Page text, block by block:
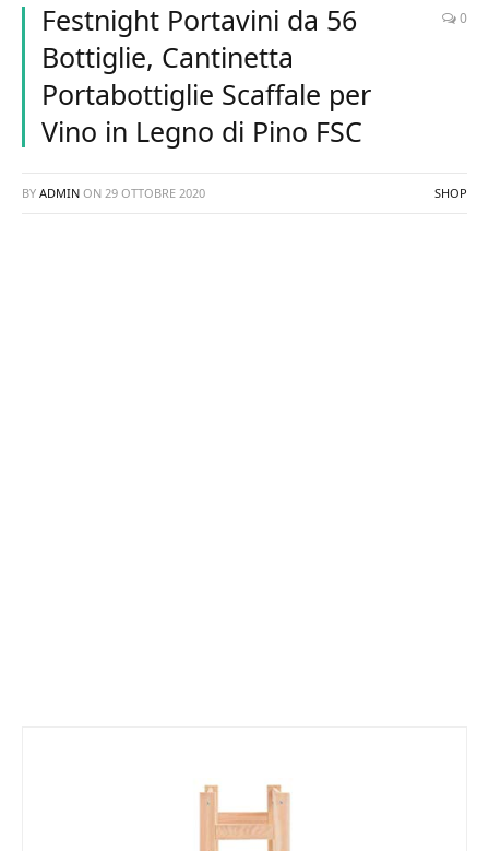
Festnight Portavini da 56
Bottiglie, Cantinetta
Portabottiglie Scaffale per
Vino in Legno di Pino FSC
0
BY ADMIN ON 29 OTTOBRE 2020 SHOP